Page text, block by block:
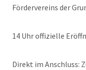
Fördervereins der
14 Uhr offizielle
Direkt im Anschluss: